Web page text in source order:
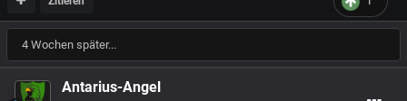
4 Wochen später...
Antarius-Angel